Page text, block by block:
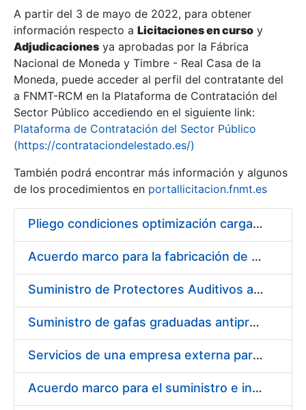
Mostra/Amaga
Mostra/Amaga
Mostra/Amaga
A partir del 3 de mayo de 2022, para obtener
información respecto a Licitaciones en curso y
Adjudicaciones ya aprobadas por la Fábrica
Nacional de Moneda y Timbre - Real Casa de la
Moneda, puede acceder al perfil del contratante del
a FNMT-RCM en la Plataforma de Contratación del
Sector Público accediendo en el siguiente link:
Plataforma de Contratación del Sector Público
(https://contrataciondelestado.es/)
También podrá encontrar más información y algunos
de los procedimientos en portallicitacion.fnmt.es
Pliego condiciones optimización cargas compras firmado
Acuerdo marco para la fabricación de piezas
Suministro de Protectores Auditivos a medida para las personas trabajadoras de los Centros de Trabajo de Madrid y Burgos
Suministro de gafas graduadas antiproyecciones para los trabajadores de la FNMT-RCM en los centros de trabajo de Madrid y Burgos
Servicios de una empresa externa para el asesoramiento y resolución de los recursos de alzada que se presentan relacionados con procesos de selección para la FNMT-RCM
Acuerdo marco para el suministro e instalación de persianas, estores y otros complementos